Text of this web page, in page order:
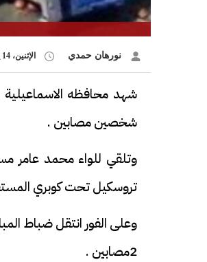
نورهان حمدي الإثنين، 14 يوليو 2025 09:41 ص
شهد محافظه
شخصين مصابين .
وتلقي للواء محمد عامر
تروسكيل تحت كوبري
2مصابين .